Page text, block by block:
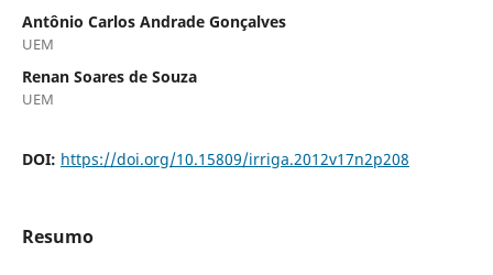
Antônio Carlos Andrade Gonçalves
UEM
Renan Soares de Souza
UEM
DOI: https://doi.org/10.15809/irriga.2012v17n2p208
Resumo